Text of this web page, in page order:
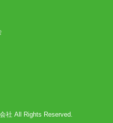
社 All Rights Reserved.